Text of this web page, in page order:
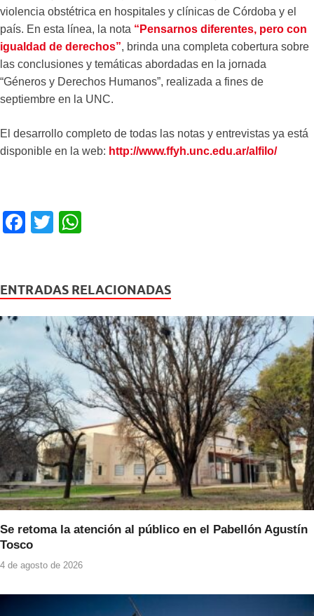
violencia obstétrica en hospitales y clínicas de Córdoba y el
país. En esta línea, la nota “Pensarnos diferentes, pero con
igualdad de derechos”, brinda una completa cobertura sobre
las conclusiones y temáticas abordadas en la jornada
“Géneros y Derechos Humanos”, realizada a fines de
septiembre en la UNC.
El desarrollo completo de todas las notas y entrevistas ya está
disponible en la web: http://www.ffyh.unc.edu.ar/alfilo/
F
e
b
o
k
T
er s
A
p
p
ENTRADAS RELACIONADAS
Se retoma la atención al público en el Pabellón Agustín
Tosco
4 de agosto de 2026